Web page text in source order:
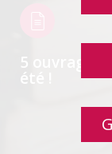
5 ouvrages
été !